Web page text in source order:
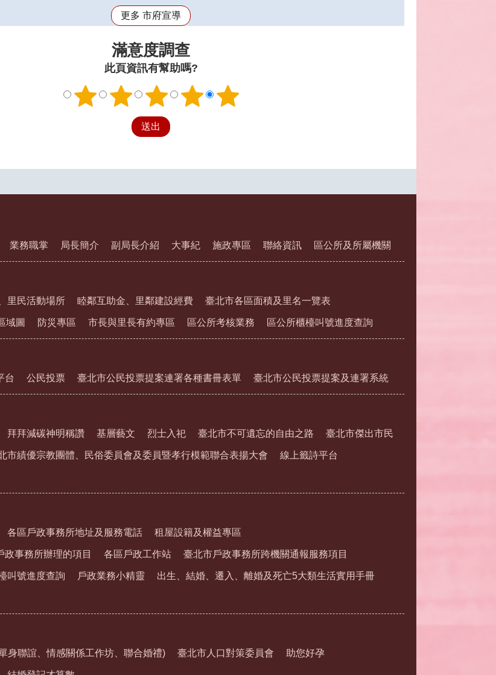
更多 市府宣導
滿意度調查
此頁資訊有幫助嗎?
業務職掌 局長簡介 副局長介紹 大事紀 施政專區 聯絡資訊 區公所及所屬機關
里民活動場所 睦鄰互助金、里鄰建設經費 臺北市各區面積及里名一覽表
域圖 防災專區 市長與里長有約專區 區公所考核業務 區公所櫃檯叫號進度查詢
台 公民投票 臺北市公民投票提案連署各種書冊表單 臺北市公民投票提案及連署系統
拜拜減碳神明稱讚 基層藝文 烈士入祀 臺北市不可遺忘的自由之路 臺北市傑出市民
市績優宗教團體、民俗委員會及委員暨孝行模範聯合表揚大會 線上籤詩平台
各區戶政事務所地址及服務電話 租屋設籍及權益專區
政事務所辦理的項目 各區戶政工作站 臺北市戶政事務所跨機關通報服務項目
叫號進度查詢 戶政業務小精靈 出生、結婚、遷入、離婚及死亡5大類生活實用手冊
身聯誼、情感關係工作坊、聯合婚禮) 臺北市人口對策委員會 助您好孕